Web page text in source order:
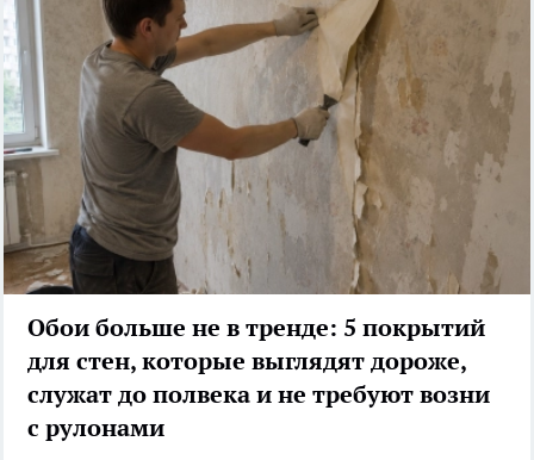
Обои больше не в тренде: 5 покрытий
для стен, которые выглядят дороже,
служат до полвека и не требуют возни
с рулонами